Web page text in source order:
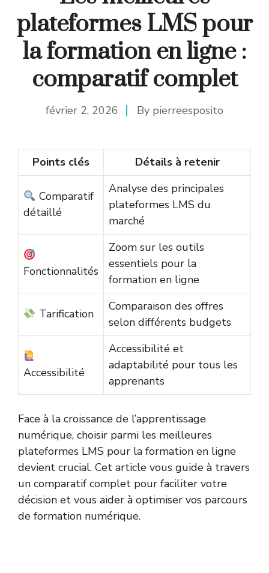
plateformes LMS pour
la formation en ligne :
comparatif complet
février 2, 2026 By pierreesposito
Points clés Détails à retenir
Comparatif
détaillé
Analyse des principales
plateformes LMS du
marché
Fonctionnalités
Zoom sur les outils
essentiels pour la
formation en ligne
Tarification
Comparaison des offres
selon différents budgets
Accessibilité
Accessibilité et
adaptabilité pour tous les
apprenants
Face à la croissance de l’apprentissage
numérique, choisir parmi les meilleures
plateformes LMS pour la formation en ligne
devient crucial. Cet article vous guide à travers
un comparatif complet pour faciliter votre
décision et vous aider à optimiser vos parcours
de formation numérique.